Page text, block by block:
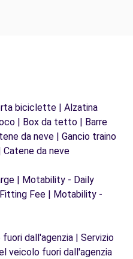
biciclette | Alzatina
| Box da tetto | Barre
da neve | Gancio traino
Catene da neve
| Motability - Daily
Fee | Motability -
dall'agenzia | Servizio
veicolo fuori dall'agenzia